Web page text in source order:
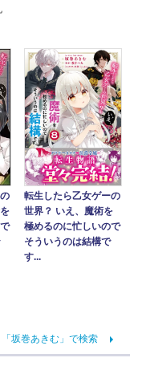
転生したら乙女ゲーの
世界？ いえ、魔術を
極めるのに忙しいので
そういうのは結構で
す...
坂巻あきむ」で検索